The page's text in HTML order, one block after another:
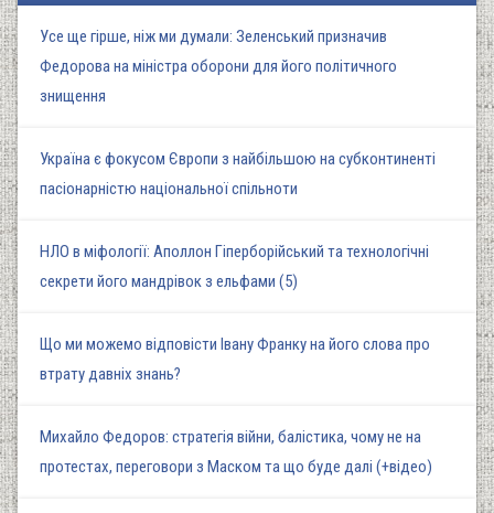
Усе ще гірше, ніж ми думали: Зеленський призначив
Федорова на міністра оборони для його політичного
знищення
Україна є фокусом Європи з найбільшою на субконтиненті
пасіонарністю національної спільноти
НЛО в міфології: Аполлон Гіперборійський та технологічні
секрети його мандрівок з ельфами (5)
Що ми можемо відповісти Івану Франку на його слова про
втрату давніх знань?
Михайло Федоров: стратегія війни, балістика, чому не на
протестах, переговори з Маском та що буде далі (+відео)